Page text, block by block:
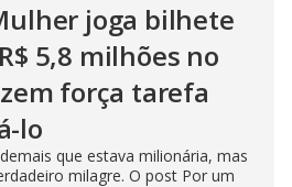
joga bilhete
5,8 milhões no
força tarefa
lo
que estava milionária, mas
milagre. O post Por um